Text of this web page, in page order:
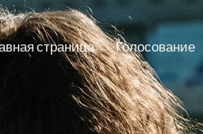
страница Голосование